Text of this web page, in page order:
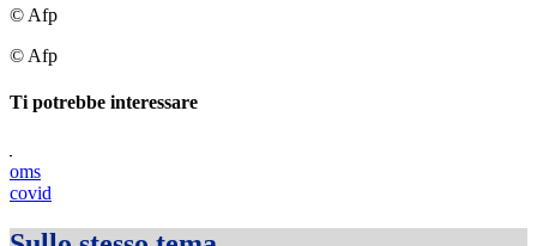
© Afp
© Afp
Ti potrebbe interessare
oms
covid